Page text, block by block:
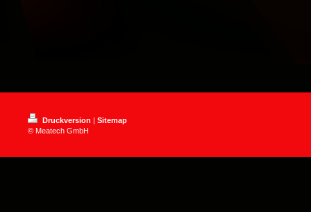
Druckversion | Sitemap
© Meatech GmbH